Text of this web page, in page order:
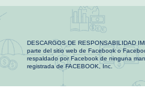
DESCARGOS DE RESPONSABILIDAD
parte del sitio web de Facebook o
respaldado por Facebook de ninguna
registrada de FACEBOOK, Inc.